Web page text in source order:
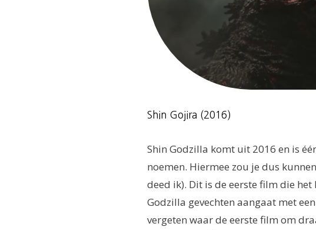
Shin Gojira (2016)
Shin Godzilla komt uit 2016 en is
noemen. Hiermee zou je dus
deed ik). Dit is de eerste film die
Godzilla gevechten aangaat met
vergeten waar de eerste film om